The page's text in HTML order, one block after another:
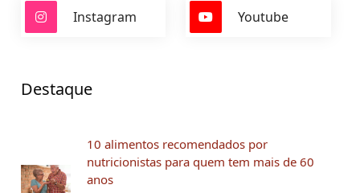
Instagram Youtube
Destaque
10 alimentos recomendados por
nutricionistas para quem tem mais de 60
anos